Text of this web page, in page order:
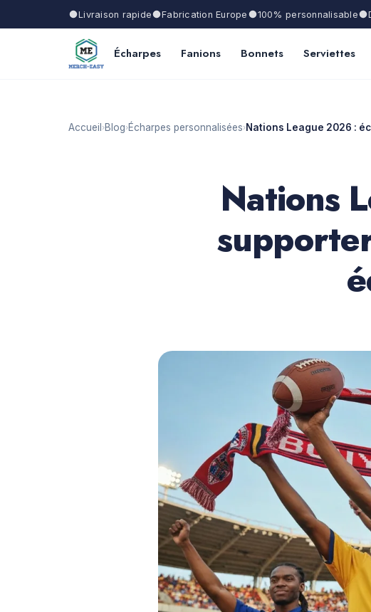
Livraison rapide Fabrication Europe 100% personnalisable
Écharpes Fanions Bonnets Serviettes
Accueil ›Blog›Écharpes personnalisées›Nations League 2026 :
Nations